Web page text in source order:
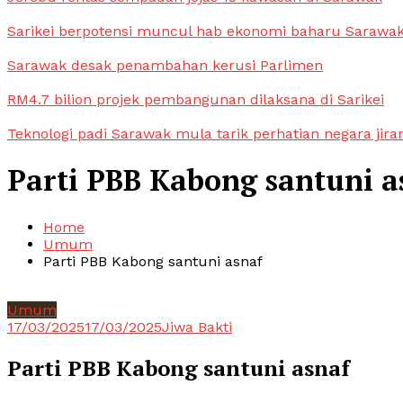
Sarikei berpotensi muncul hab ekonomi baharu
Sarawak desak penambahan kerusi Parlimen
RM4.7 bilion projek pembangunan dilaksana di Sarikei
Teknologi padi Sarawak mula tarik perhatian negara
Parti PBB Kabong santuni
Home
Umum
Parti PBB Kabong santuni asnaf
Umum
17/03/202517/03/2025Jiwa Bakti
Parti PBB Kabong santuni asnaf